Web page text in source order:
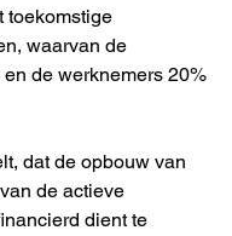
toekomstige
waarvan de
de werknemers 20%
dat de opbouw van
de actieve
dient te